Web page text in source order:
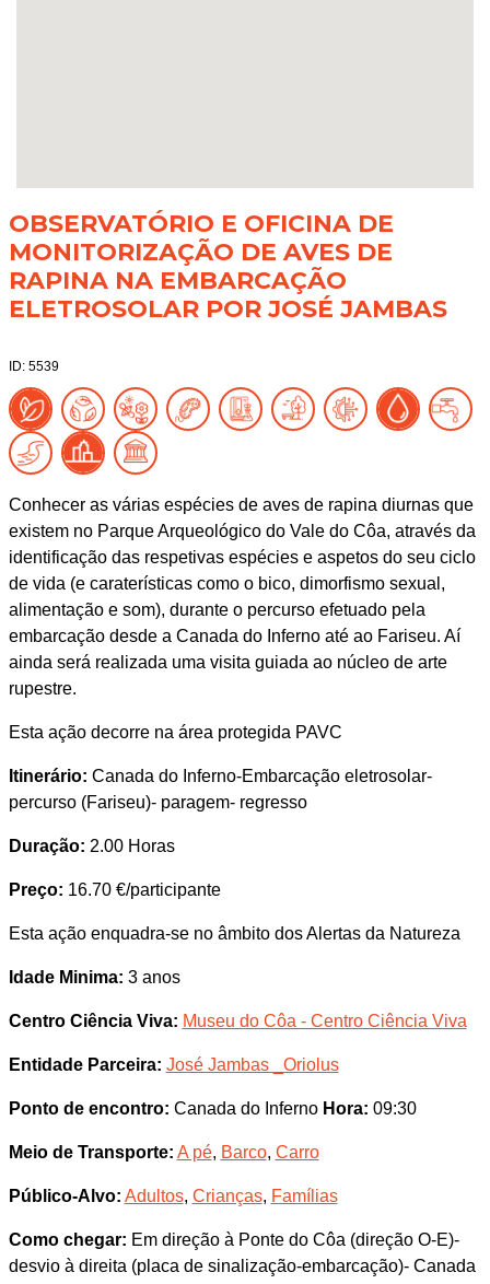
OBSERVATÓRIO E OFICINA DE
MONITORIZAÇÃO DE AVES DE
RAPINA NA EMBARCAÇÃO
ELETROSOLAR POR JOSÉ JAMBAS
ID: 5539
Conhecer as várias espécies de aves de rapina diurnas que
existem no Parque Arqueológico do Vale do Côa, através da
identificação das respetivas espécies e aspetos do seu ciclo
de vida (e caraterísticas como o bico, dimorfismo sexual,
alimentação e som), durante o percurso efetuado pela
embarcação desde a Canada do Inferno até ao Fariseu. Aí
ainda será realizada uma visita guiada ao núcleo de arte
rupestre.
Esta ação decorre na área protegida PAVC
Itinerário: Canada do Inferno-Embarcação eletrosolar-
percurso (Fariseu)- paragem- regresso
Duração: 2.00 Horas
Preço: 16.70 €/participante
Esta ação enquadra-se no âmbito dos Alertas da Natureza
Idade Minima: 3 anos
Centro Ciência Viva: Museu do Côa - Centro Ciência Viva
Entidade Parceira: José Jambas _Oriolus
Ponto de encontro: Canada do Inferno Hora: 09:30
Meio de Transporte: A pé, Barco, Carro
Público-Alvo: Adultos, Crianças, Famílias
Como chegar: Em direção à Ponte do Côa (direção O-E)-
desvio à direita (placa de sinalização-embarcação)- Canada